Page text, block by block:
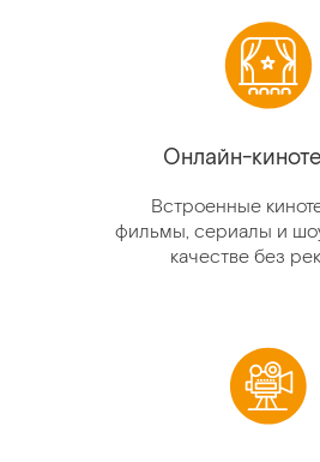
Онлайн-
Встроенные
фильмы, сериалы и
качестве без